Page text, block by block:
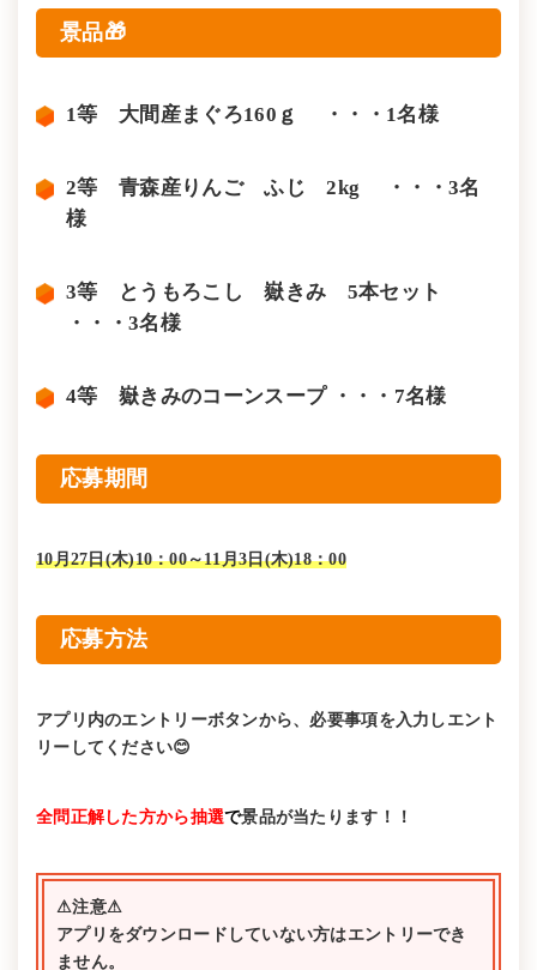
景品🎁
1等 大間産まぐろ160ｇ ・・・1名様
2等 青森産りんご ふじ 2kg ・・・3名
様
3等 とうもろこし 嶽きみ 5本セット
・・・3名様
4等 嶽きみのコーンスープ ・・・7名様
応募期間
10月27日(木)10：00～11月3日(木)18：00
応募方法
アプリ内のエントリーボタンから、必要事項を入力しエント
リーしてください😊
全問正解した方から抽選で景品が当たります！！
⚠注意⚠
アプリをダウンロードしていない方はエントリーでき
ません。